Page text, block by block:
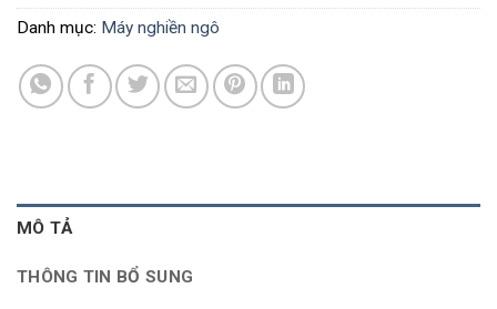
Danh mục: Máy nghiền ngô
MÔ TẢ
THÔNG TIN BỔ SUNG